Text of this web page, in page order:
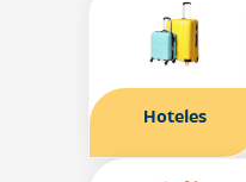
Hoteles